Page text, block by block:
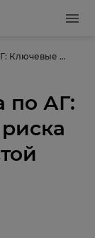
Открыт 2 урок курса по АГ: Ключевые факторы риска поражения сосудистой стенки при АГ
по АГ: